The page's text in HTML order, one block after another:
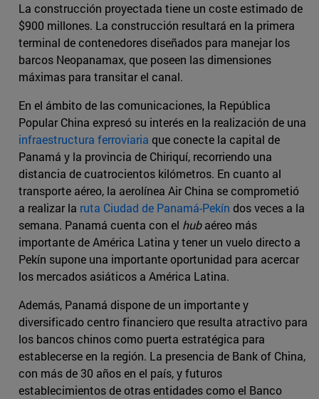
La construcción proyectada tiene un coste estimado de
$900 millones. La construcción resultará en la primera
terminal de contenedores diseñados para manejar los
barcos Neopanamax, que poseen las dimensiones
máximas para transitar el canal.
En el ámbito de las comunicaciones, la República
Popular China expresó su interés en la realización de una
infraestructura ferroviaria que conecte la capital de
Panamá y la provincia de Chiriquí, recorriendo una
distancia de cuatrocientos kilómetros. En cuanto al
transporte aéreo, la aerolínea Air China se comprometió
a realizar la ruta Ciudad de Panamá-Pekín dos veces a la
semana. Panamá cuenta con el hubaéreo más
importante de América Latina y tener un vuelo directo a
Pekín supone una importante oportunidad para acercar
los mercados asiáticos a América Latina.
Además, Panamá dispone de un importante y
diversificado centro financiero que resulta atractivo para
los bancos chinos como puerta estratégica para
establecerse en la región. La presencia de Bank of China,
con más de 30 años en el país, y futuros
establecimientos de otras entidades como el Banco